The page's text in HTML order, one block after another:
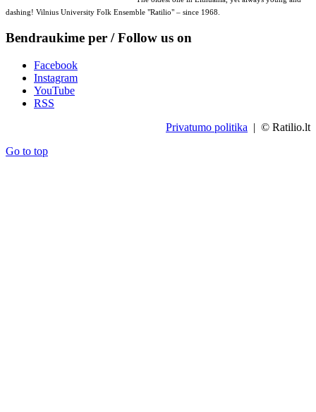
dashing! Vilnius University Folk Ensemble "Ratilio" – since 1968.
Bendraukime per / Follow us on
Facebook
Instagram
YouTube
RSS
Privatumo politika | © Ratilio.lt
Go to top